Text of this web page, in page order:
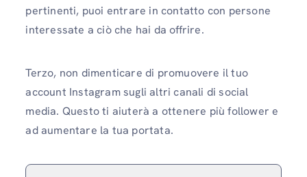
pertinenti, puoi entrare in contatto con persone
interessate a ciò che hai da offrire.
Terzo, non dimenticare di promuovere il tuo
account Instagram sugli altri canali di social
media. Questo ti aiuterà a ottenere più follower e
ad aumentare la tua portata.